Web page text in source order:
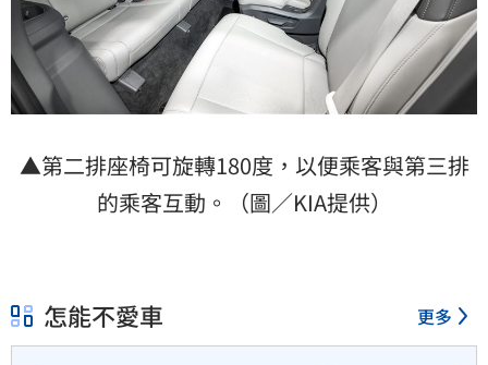
▲第二排座椅可旋轉180度，以便乘客與第三排
的乘客互動。（圖／KIA提供）
怎能不愛車 更多